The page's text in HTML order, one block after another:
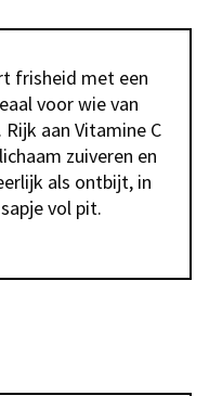
frisheid met een
voor wie van
aan Vitamine C
zuiveren en
als ontbijt, in
vol pit.